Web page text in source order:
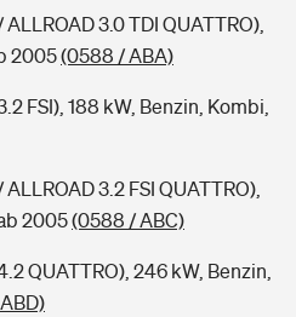
3.0 TDI QUATTRO),
2005(0588 / ABA)
FSI), 188 kW, Benzin, Kombi,
3.2 FSI QUATTRO),
2005(0588 / ABC)
QUATTRO), 246 kW, Benzin,